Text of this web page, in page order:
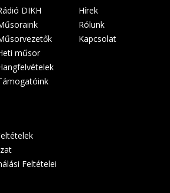
DIKH
műsor
Hírek
Rólunk
Kapcsolat
Feltételei